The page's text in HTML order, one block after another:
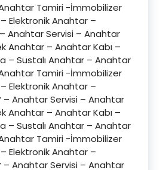
Tamiri -İmmobilizer
Elektronik Anahtar –
– Anahtar Servisi – Anahtar
Anahtar – Anahtar Kabı –
– Sustalı Anahtar – Anahtar
Tamiri -İmmobilizer
Elektronik Anahtar –
– Anahtar Servisi – Anahtar
Anahtar – Anahtar Kabı –
– Sustalı Anahtar – Anahtar
Tamiri -İmmobilizer
Elektronik Anahtar –
– Anahtar Servisi – Anahtar